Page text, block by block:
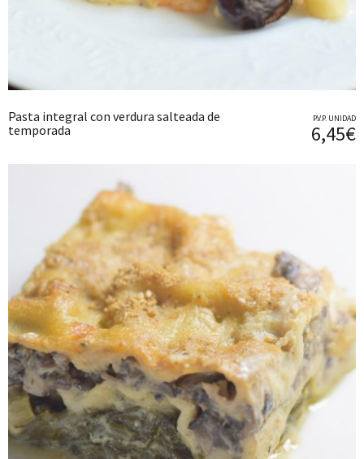
Pasta integral con verdura salteada de
temporada
P.V.P. UNIDAD
6,45€